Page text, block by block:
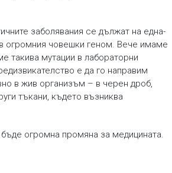
заболявания се дължат на една-
огромния човешки геном. Вече имаме
такива мутации в лабораторни
е да го направим
в жив организъм – в черен дроб,
тъкани, където възниква
огромна промяна за медицината.